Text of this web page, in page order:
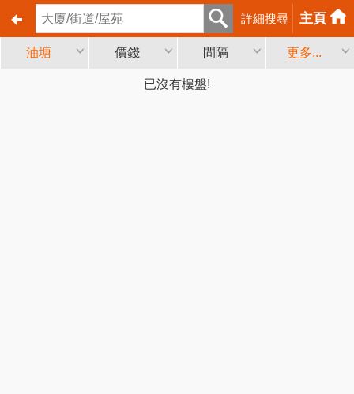
詳細搜尋 主頁
油塘 價錢 間隔 更多...
已沒有樓盤!